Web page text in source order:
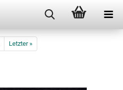
Letzter »